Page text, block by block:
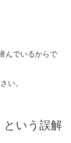
んでいるからで
い。
という誤解